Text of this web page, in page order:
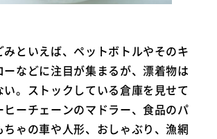
といえば、ペットボトルやそのキ
ーなどに注目が集まるが、漂着物は
。ストックしている倉庫を見せて
ヒーチェーンのマドラー、食品のパ
ちゃの車や人形、おしゃぶり、漁網